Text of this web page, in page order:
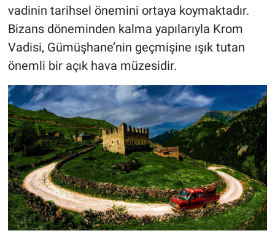
vadinin tarihsel önemini ortaya koymaktadır.
Bizans döneminden kalma yapılarıyla Krom
Vadisi, Gümüşhane’nin geçmişine ışık tutan
önemli bir açık hava müzesidir.